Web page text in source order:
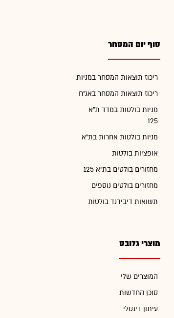
סוף יום המסחר
ריכוז תוצאות המסחר במניות
ריכוז תוצאות המסחר באג"ח
מניות בולטות במדד ת"א
125
מניות בולטות אחרות בת"א
אופציות בולטות
מחזורים בולטים בת"א 125
מחזורים בולטים נוספים
תשואות דיבידנד בולטות
מוצרי גלובס
המוצרים שלי
סוכן החדשות
עיתון דיגטלי